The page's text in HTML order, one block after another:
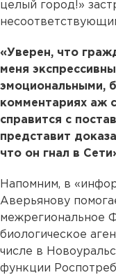
целый город!»
«Уверен, что
меня
эмоциональными,
комментариях аж
справится с
представит
что он гнал в
Напомним, в
Аверьянову
межрегиональное
биологическое
числе в
функции